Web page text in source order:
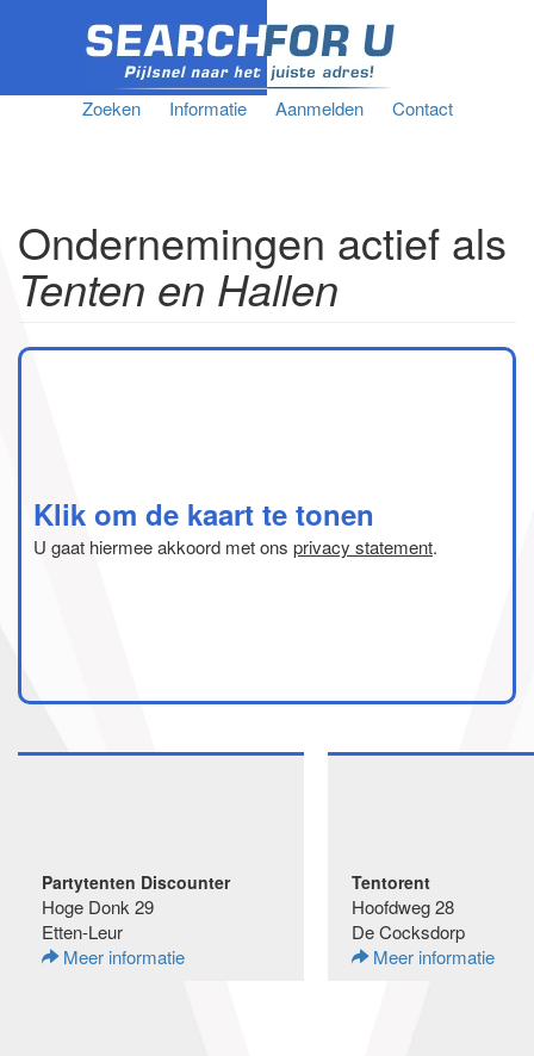
Zoeken Informatie Aanmelden Contact
Ondernemingen actief als
Tenten en Hallen
Klik om de kaart te tonen
U gaat hiermee akkoord met ons privacy statement.
Partytenten Discounter
Hoge Donk 29
Etten-Leur
Meer informatie
Tentorent
Hoofdweg 28
De Cocksdorp
Meer informatie